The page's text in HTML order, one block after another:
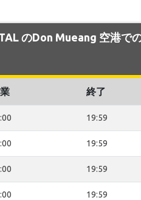
のDon Mueang 空港で
終了
19:59
19:59
19:59
19:59